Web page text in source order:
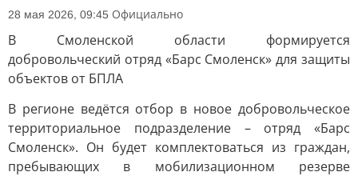
28 мая 2026, 09:45 Официально
В Смоленской области формируется
добровольческий отряд «Барс Смоленск» для защиты
объектов от БПЛА
В регионе ведётся отбор в новое добровольческое
территориальное подразделение – отряд «Барс
Смоленск». Он будет комплектоваться из граждан,
пребывающих в мобилизационном резерве